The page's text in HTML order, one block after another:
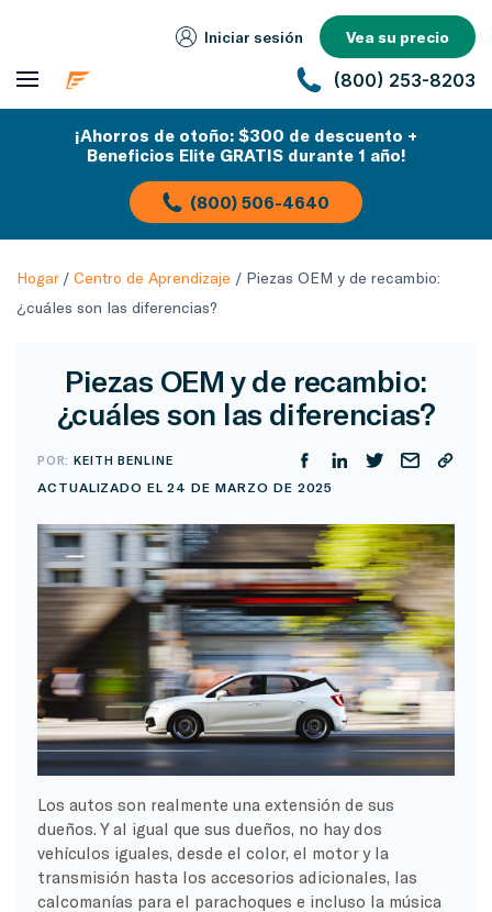
Iniciar sesión Vea su precio
(800) 253-8203
¡Ahorros de otoño: $300 de descuento +
Beneficios Elite GRATIS durante 1 año!
(800) 506-4640
Hogar/ Centro de Aprendizaje / Piezas OEM y de recambio:
¿cuáles son las diferencias?
Piezas OEM y de recambio:
¿cuáles son las diferencias?
POR:KEITH BENLINE
ACTUALIZADO EL 24 DE MARZO DE 2025
Los autos son realmente una extensión de sus
dueños. Y al igual que sus dueños, no hay dos
vehículos iguales, desde el color, el motor y la
transmisión hasta los accesorios adicionales, las
calcomanías para el parachoques e incluso la música